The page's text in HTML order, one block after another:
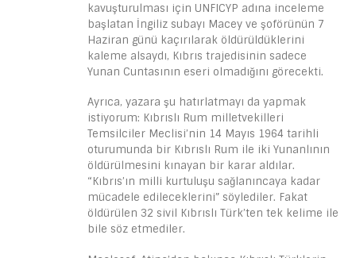
kavuşturulması için UNFICYP adına inceleme
başlatan İngiliz subayı Macey ve şoförünün 7
Haziran günü kaçırılarak öldürüldüklerini
kaleme alsaydı, Kıbrıs trajedisinin sadece
Yunan Cuntasının eseri olmadığını görecekti.
Ayrıca, yazara şu hatırlatmayı da yapmak
istiyorum: Kıbrıslı Rum milletvekilleri
Temsilciler Meclisi’nin 14 Mayıs 1964 tarihli
oturumunda bir Kıbrıslı Rum ile iki Yunanlının
öldürülmesini kınayan bir karar aldılar.
“Kıbrıs’ın milli kurtuluşu sağlanıncaya kadar
mücadele edileceklerini” söylediler. Fakat
öldürülen 32 sivil Kıbrıslı Türk’ten tek kelime ile
bile söz etmediler.